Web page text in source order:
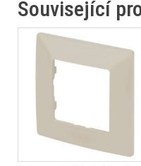
Související